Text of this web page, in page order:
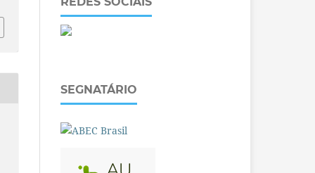
SEGNATÁRIO